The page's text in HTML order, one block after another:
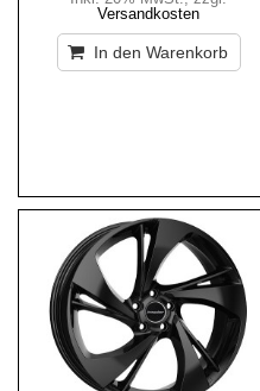
Versandkosten
In den Warenkorb